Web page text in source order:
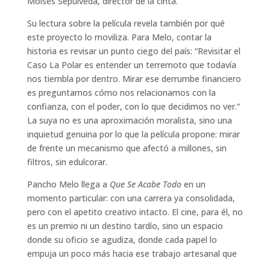
Su lectura sobre la película revela también por qué
este proyecto lo moviliza. Para Melo, contar la
historia es revisar un punto ciego del país: “Revisitar el
Caso La Polar es entender un terremoto que todavía
nos tiembla por dentro. Mirar ese derrumbe financiero
es preguntarnos cómo nos relacionamos con la
confianza, con el poder, con lo que decidimos no ver.”
La suya no es una aproximación moralista, sino una
inquietud genuina por lo que la película propone: mirar
de frente un mecanismo que afectó a millones, sin
filtros, sin edulcorar.
Pancho Melo llega a Que Se Acabe Todoen un
momento particular: con una carrera ya consolidada,
pero con el apetito creativo intacto. El cine, para él, no
es un premio ni un destino tardío, sino un espacio
donde su oficio se agudiza, donde cada papel lo
empuja un poco más hacia ese trabajo artesanal que